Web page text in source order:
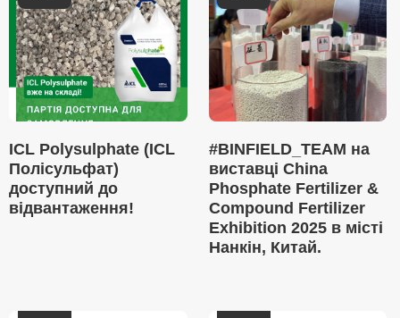
ICL Polysulphate (ICL
Полісульфат)
доступний до
відвантаження!
#BINFIELD_TEAM на
виставці China
Phosphate Fertilizer &
Compound Fertilizer
Exhibition 2025 в місті
Нанкін, Китай.